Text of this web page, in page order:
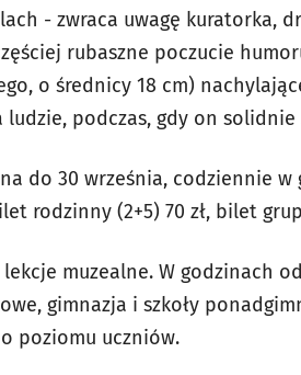
- zwraca uwagę kuratorka,
rubaszne poczucie
o średnicy 18 cm)
podczas, gdy on
do 30 września, codziennie
rodzinny (2+5) 70 zł, bilet
muzealne. W godzinach
gimnazja i szkoły
poziomu uczniów.